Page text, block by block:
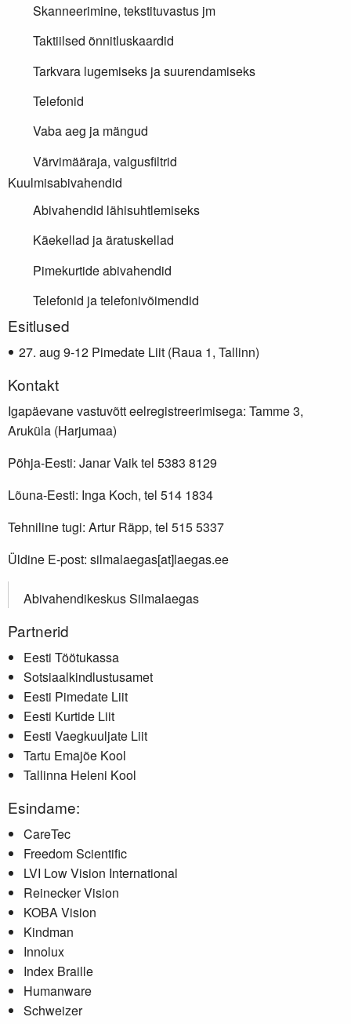
Skanneerimine, tekstituvastus jm
Taktiilsed õnnitluskaardid
Tarkvara lugemiseks ja suurendamiseks
Telefonid
Vaba aeg ja mängud
Värvimääraja, valgusfiltrid
Kuulmisabivahendid
Abivahendid lähisuhtlemiseks
Käekellad ja äratuskellad
Pimekurtide abivahendid
Telefonid ja telefonivõimendid
Lisainfo
Esitlused
aug 9-12 Pimedate Liit (Raua 1, Tallinn)
Kontakt
Igapäevane vastuvõtt eelregistreerimisega: Tamme 3,
Aruküla (Harjumaa)
Põhja-Eesti: Janar Vaik tel 5383 8129
Lõuna-Eesti: Inga Koch, tel 514 1834
Tehniline tugi: Artur Räpp, tel 515 5337
Üldine E-post: silmalaegas[at]laegas.ee
Abivahendikeskus Silmalaegas
Partnerid
Eesti Töötukassa
Sotsiaalkindlustusamet
Eesti Pimedate Liit
Eesti Kurtide Liit
Eesti Vaegkuuljate Liit
Tartu Emajõe Kool
Tallinna Heleni Kool
Esindame:
CareTec
Freedom Scientific
LVI Low Vision International
Reinecker Vision
KOBA Vision
Kindman
Innolux
Index Braille
Humanware
Schweizer